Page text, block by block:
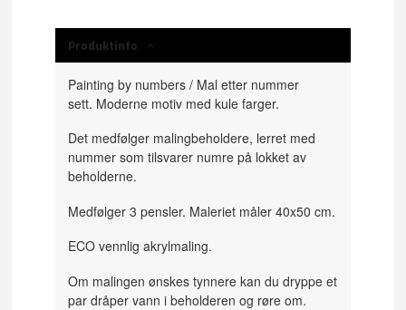
Produktinfo
Painting by numbers / Mal etter nummer
sett. Moderne motiv med kule farger.
Det medfølger malingbeholdere, lerret med
nummer som tilsvarer numre på lokket av
beholderne.
Medfølger 3 pensler. Maleriet måler 40x50 cm.
ECO vennlig akrylmaling.
Om malingen ønskes tynnere kan du dryppe et
par dråper vann i beholderen og røre om.